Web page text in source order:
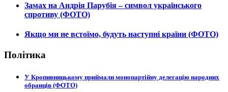
Замах на Андрія Парубія – символ українського
спротиву (ФОТО)
Якщо ми не встоїмо, будуть наступні країни (ФОТО)
Політика
У Кропивницькому приймали монопартійну делегацію народних
обранців (ФОТО)